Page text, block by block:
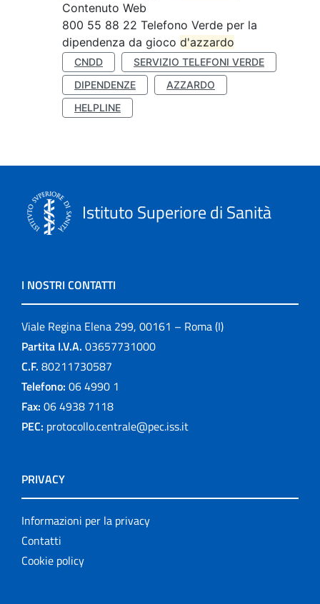
Contenuto Web
800 55 88 22 Telefono Verde per la
dipendenza da gioco d'azzardo
CNDD
SERVIZIO TELEFONI VERDE
DIPENDENZE
AZZARDO
HELPLINE
Istituto Superiore di Sanità
I NOSTRI CONTATTI
Viale Regina Elena 299, 00161 – Roma (I)
Partita I.V.A. 03657731000
C.F. 80211730587
Telefono: 06 4990 1
Fax: 06 4938 7118
PEC: protocollo.centrale@pec.iss.it
PRIVACY
Informazioni per la privacy
Contatti
Cookie policy